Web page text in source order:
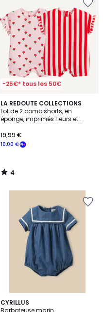
-25€* tous les 50€
LA REDOUTE COLLECTIONS
Lot de 2 combishorts, en
éponge, imprimés fleurs et
10,00 €
19,99 €
4
/
5
4
/
CYRILLUS
Barboteuse marin